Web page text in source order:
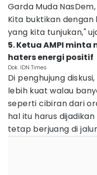
Garda Muda
Kita buktikan
yang kita tunjukan,"
5. Ketua AMPI
haters energi positif
Dok. IDN Times
Di penghujung
lebih kuat walau
seperti cibiran dari
hal itu harus
tetap berjuang di